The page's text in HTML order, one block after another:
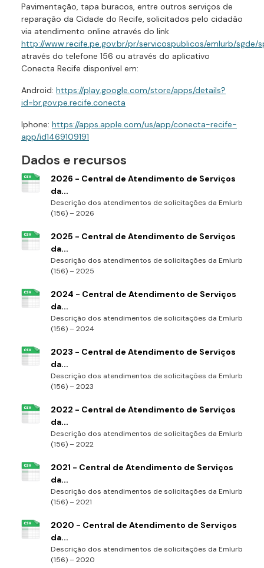
Pavimentação, tapa buracos, entre outros serviços de
reparação da Cidade do Recife, solicitados pelo cidadão
via atendimento online através do link
http://www.recife.pe.gov.br/pr/servicospublicos/emlurb/
através do telefone 156 ou através do aplicativo
Conecta Recife disponível em:
Android: https://play.google.com/store/apps/details?
id=br.gov.pe.recife.conecta
Iphone: https://apps.apple.com/us/app/conecta-recife-
app/id1469109191
Dados e recursos
2026 - Central de Atendimento de Serviços
da...
Descrição dos atendimentos de solicitações da Emlurb
(156) – 2026
2025 - Central de Atendimento de Serviços
da...
Descrição dos atendimentos de solicitações da Emlurb
(156) – 2025
2024 - Central de Atendimento de Serviços
da...
Descrição dos atendimentos de solicitações da Emlurb
(156) – 2024
2023 - Central de Atendimento de Serviços
da...
Descrição dos atendimentos de solicitações da Emlurb
(156) – 2023
2022 - Central de Atendimento de Serviços
da...
Descrição dos atendimentos de solicitações da Emlurb
(156) – 2022
2021 - Central de Atendimento de Serviços
da...
Descrição dos atendimentos de solicitações da Emlurb
(156) – 2021
2020 - Central de Atendimento de Serviços
da...
Descrição dos atendimentos de solicitações da Emlurb
(156) – 2020